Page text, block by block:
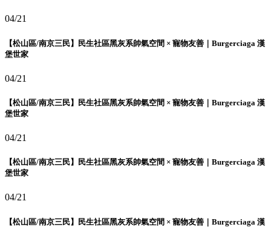
04/21
【松山區/南京三民】民生社區黑灰系帥氣空間 × 寵物友善｜Burgerciaga 漢
堡世家
04/21
【松山區/南京三民】民生社區黑灰系帥氣空間 × 寵物友善｜Burgerciaga 漢
堡世家
04/21
【松山區/南京三民】民生社區黑灰系帥氣空間 × 寵物友善｜Burgerciaga 漢
堡世家
04/21
【松山區/南京三民】民生社區黑灰系帥氣空間 × 寵物友善｜Burgerciaga 漢